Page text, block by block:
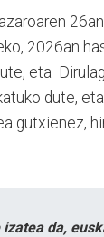
2026an
eta
dute,
gutxienez,
da,